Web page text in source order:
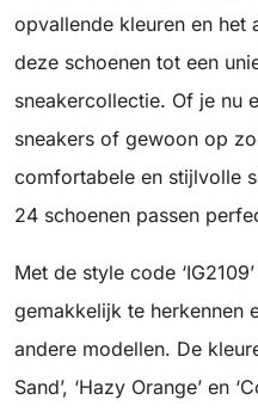
opvallende kleuren en het
deze schoenen tot een
sneakercollectie. Of je nu
sneakers of gewoon op
comfortabele en stijlvolle
24 schoenen passen
Met de style code
gemakkelijk te herkennen
andere modellen. De
Sand’, ‘Hazy Orange’ en